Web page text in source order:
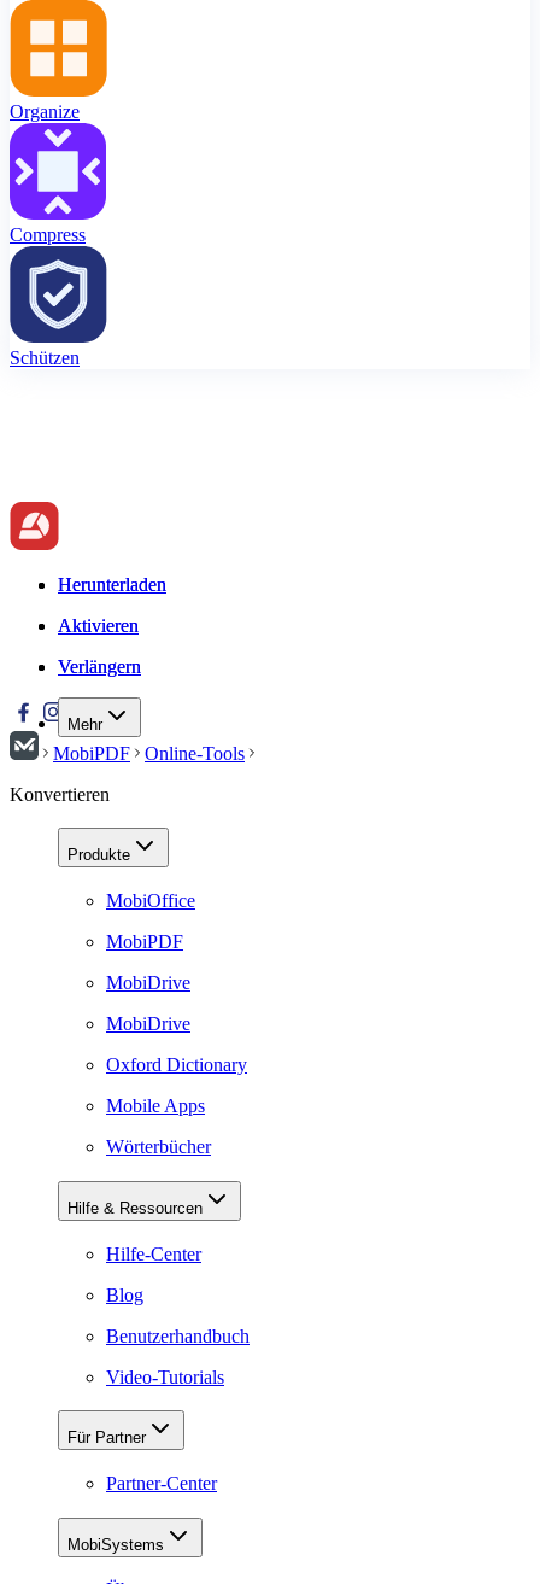
Organize
Compress
Schützen
Herunterladen
Aktivieren
Verlängern
Mehr
Herunterladen
Aktivieren
Verlängern
MobiPDF
Online-Tools
Konvertieren
Produkte
MobiOffice
MobiPDF
MobiDrive
MobiDrive
Oxford Dictionary
Mobile Apps
Wörterbücher
Hilfe & Ressourcen
Hilfe-Center
Blog
Benutzerhandbuch
Video-Tutorials
Für Partner
Partner-Center
MobiSystems